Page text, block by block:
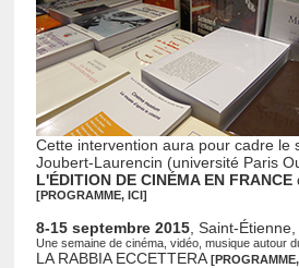
Cette intervention aura pour cadre le
Joubert-Laurencin (université Paris
L'ÉDITION DE CINÉMA EN FRANCE
[PROGRAMME, ICI]
8-15 septembre 2015 , Saint-
Une semaine de cinéma, vidéo, musique autour
LA RABBIA ECCETTERA [